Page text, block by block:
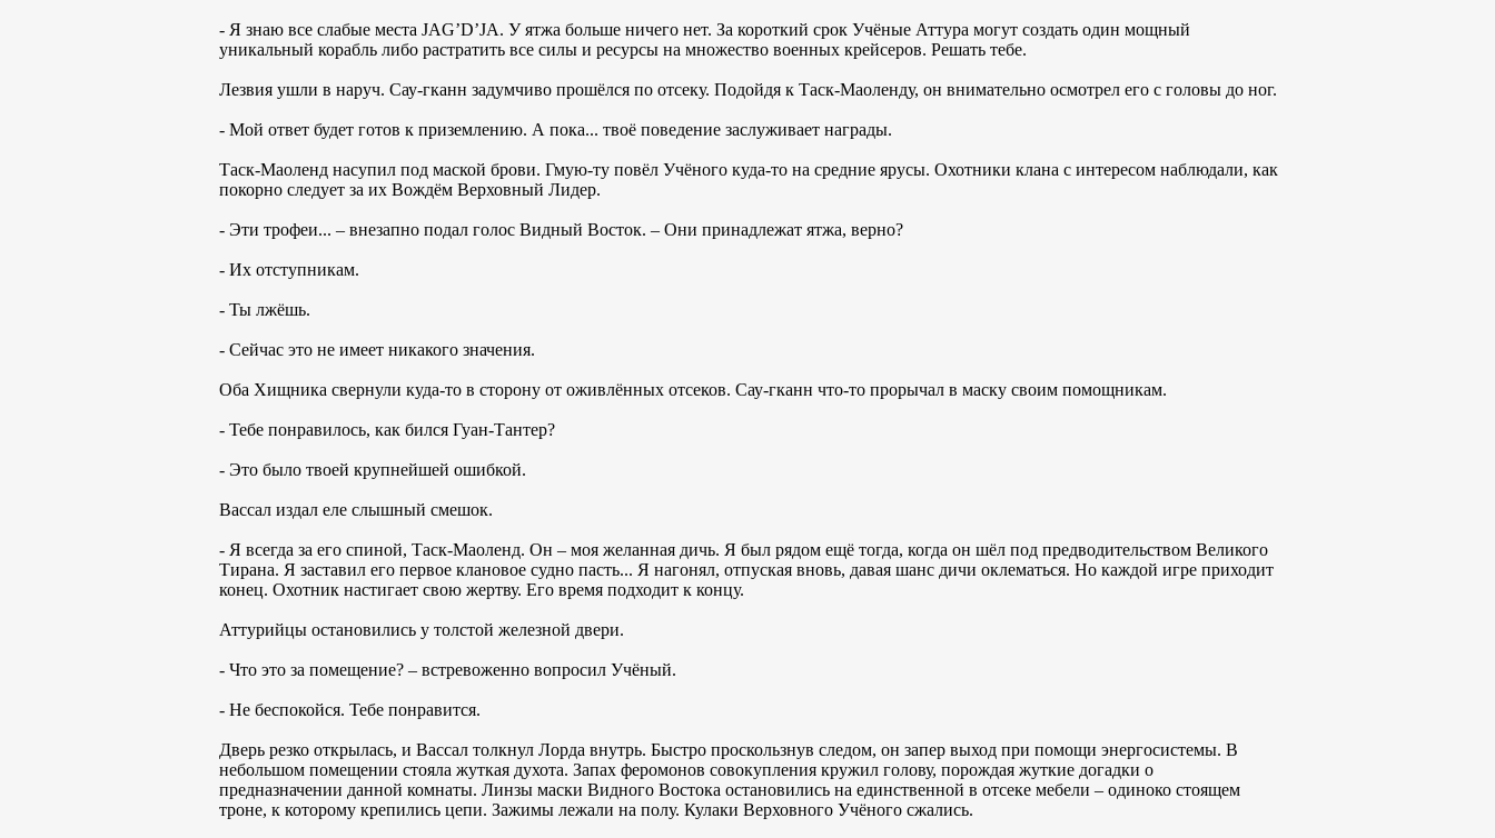
- Я знаю все слабые места JAG’D’JA. У ятжа больше ничего нет. За короткий срок Учёные Аттура могут создать один мощный
уникальный корабль либо растратить все силы и ресурсы на множество военных крейсеров. Решать тебе.
Лезвия ушли в наруч. Сау-гканн задумчиво прошёлся по отсеку. Подойдя к Таск-Маоленду, он внимательно осмотрел его с головы до ног.
- Мой ответ будет готов к приземлению. А пока... твоё поведение заслуживает награды.
Таск-Маоленд насупил под маской брови. Гмую-ту повёл Учёного куда-то на средние ярусы. Охотники клана с интересом наблюдали, как
покорно следует за их Вождём Верховный Лидер.
- Эти трофеи... – внезапно подал голос Видный Восток. – Они принадлежат ятжа, верно?
- Их отступникам.
- Ты лжёшь.
- Сейчас это не имеет никакого значения.
Оба Хищника свернули куда-то в сторону от оживлённых отсеков. Сау-гканн что-то прорычал в маску своим помощникам.
- Тебе понравилось, как бился Гуан-Тантер?
- Это было твоей крупнейшей ошибкой.
Вассал издал еле слышный смешок.
- Я всегда за его спиной, Таск-Маоленд. Он – моя желанная дичь. Я был рядом ещё тогда, когда он шёл под предводительством Великого
Тирана. Я заставил его первое клановое судно пасть... Я нагонял, отпуская вновь, давая шанс дичи оклематься. Но каждой игре приходит
конец. Охотник настигает свою жертву. Его время подходит к концу.
Аттурийцы остановились у толстой железной двери.
- Что это за помещение? – встревоженно вопросил Учёный.
- Не беспокойся. Тебе понравится.
Дверь резко открылась, и Вассал толкнул Лорда внутрь. Быстро проскользнув следом, он запер выход при помощи энергосистемы. В
небольшом помещении стояла жуткая духота. Запах феромонов совокупления кружил голову, порождая жуткие догадки о
предназначении данной комнаты. Линзы маски Видного Востока остановились на единственной в отсеке мебели – одиноко стоящем
троне, к которому крепились цепи. Зажимы лежали на полу. Кулаки Верховного Учёного сжались.